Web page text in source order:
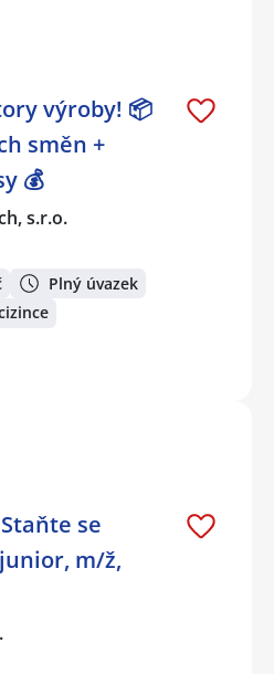
výroby! 📦
směn +
💰
s.r.o.
Plný úvazek
se
m/ž,